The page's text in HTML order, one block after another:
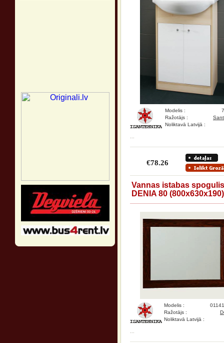
Modelis :
Ražotājs :
Noliktavā Latvijā :
€78.26
Vannas istabas spogulis
DENIA 80
Modelis :
Ražotājs :
Noliktavā Latvijā :